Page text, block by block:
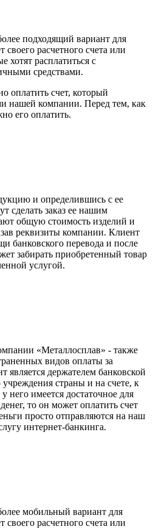
подходящий вариант для
расчетного счета или
хотят расплатиться с
средствами.
оплатить счет, который
нашей компании. Перед тем, как
его оплатить.
и определившись с ее
сделать заказ ее нашим
общую стоимость изделий и
реквизиты компании. Клиент
банковского перевода и после
забирать приобретенный товар
услугой.
«Металлосплав» - также
видов оплаты за
является держателем банковской
страны и на счете, к
него имеется достаточное для
то он может оплатить счет
просто отправляются на наш
интернет-банкинга.
мобильный вариант для
расчетного счета или